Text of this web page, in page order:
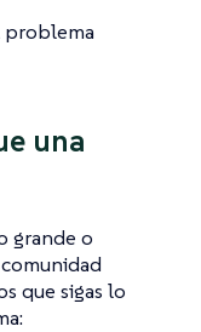
problema
una
grande o
que sigas lo